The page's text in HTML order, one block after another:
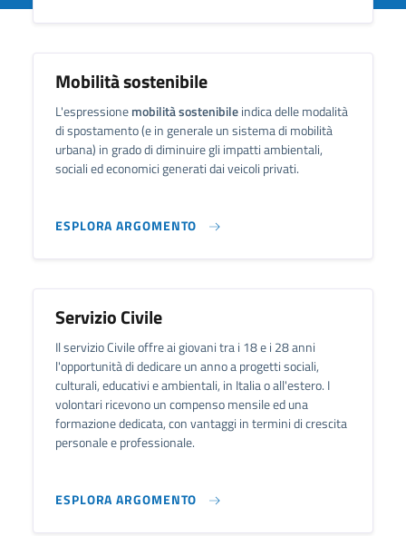
Mobilità sostenibile
L'espressionemobilità sostenibileindica delle modalità
di spostamento (e in generale un sistema di mobilità
urbana) in grado di diminuire gli impatti ambientali,
sociali ed economici generati dai veicoli privati.
ESPLORA ARGOMENTO
Servizio Civile
Il servizio Civile offre ai giovani tra i 18 e i 28 anni
l'opportunità di dedicare un anno a progetti sociali,
culturali, educativi e ambientali, in Italia o all'estero. I
volontari ricevono un compenso mensile ed una
formazione dedicata, con vantaggi in termini di crescita
personale e professionale.
ESPLORA ARGOMENTO